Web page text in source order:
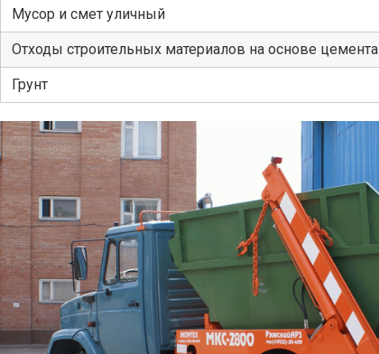
Мусор и смет уличный
Отходы строительных материалов на основе цемента
Грунт